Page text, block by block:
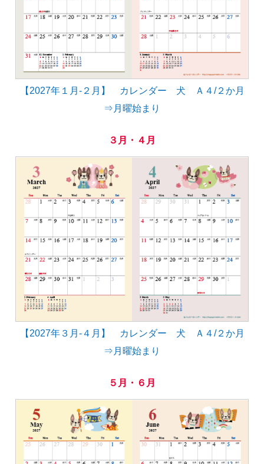
【2027年１月-２月】 カレンダー 犬 Ａ４/２か月
⇒月曜始まり
３月・４月
【2027年３月-４月】 カレンダー 犬 Ａ４/２か月
⇒月曜始まり
５月・６月